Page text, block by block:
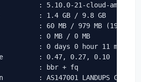
: 5.10.0-21-cloud-amd64
: 1.4 GB / 9.8 GB
: 60 MB / 979 MB (193 MB
: 0 MB / 0 MB
: 0 days 0 hour 11 min
: 0.47, 0.27, 0.10
: bbr + fq
: AS147001 LANDUPS CO.,